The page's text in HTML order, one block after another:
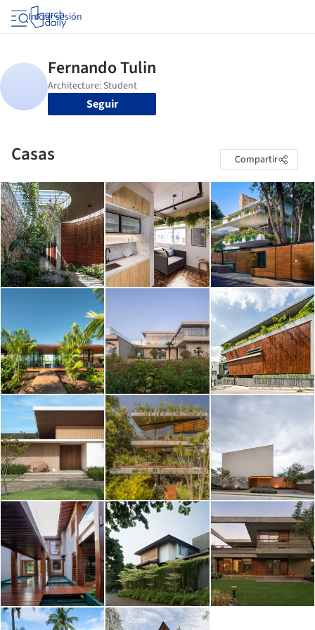
Iniciar sesión
Seguir
Casas Compartir